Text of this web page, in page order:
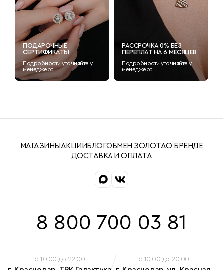
ПОДАРОЧНЫЕ
СЕРТИФИКАТЫ
Подробности уточняйте у
менеджера
РАССРОЧКА 0% БЕЗ
ПЕРЕПЛАТ НА 6 МЕСЯЦЕВ
Подробности уточняйте у
менеджера
МАГАЗИНЫ АКЦИИБЛОГОБМЕН ЗОЛОТАО БРЕНДЕ
ДОСТАВКА И ОПЛАТА
8 800 700 03 81
c 10:00 до 22:00 c 10:00 до 20:00